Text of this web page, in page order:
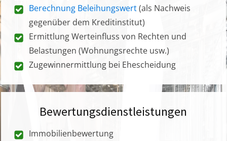
Berechnung Beleihungswert(als Nachweis
gegenüber dem Kreditinstitut)
Ermittlung Werteinfluss von Rechten und
Belastungen (Wohnungsrechte usw.)
Zugewinnermittlung bei Ehescheidung
Bewertungsdienstleistungen
Immobilienbewertung